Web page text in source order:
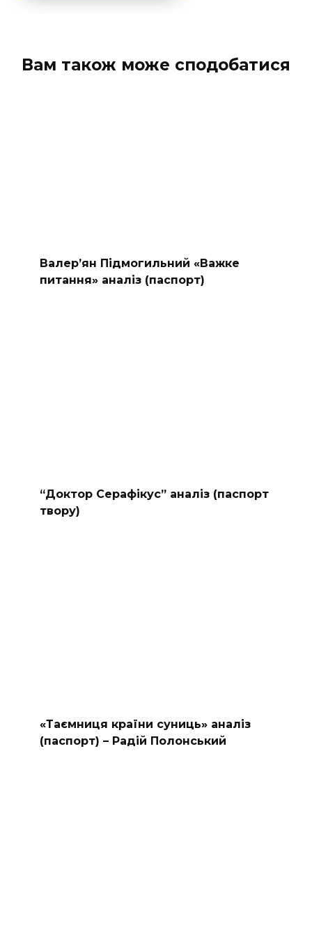
Вам також може сподобатися
Валер’ян Підмогильний «Важке
питання» аналіз (паспорт)
“Доктор Серафікус” аналіз (паспорт
твору)
«Таємниця країни суниць» аналіз
(паспорт) – Радій Полонський